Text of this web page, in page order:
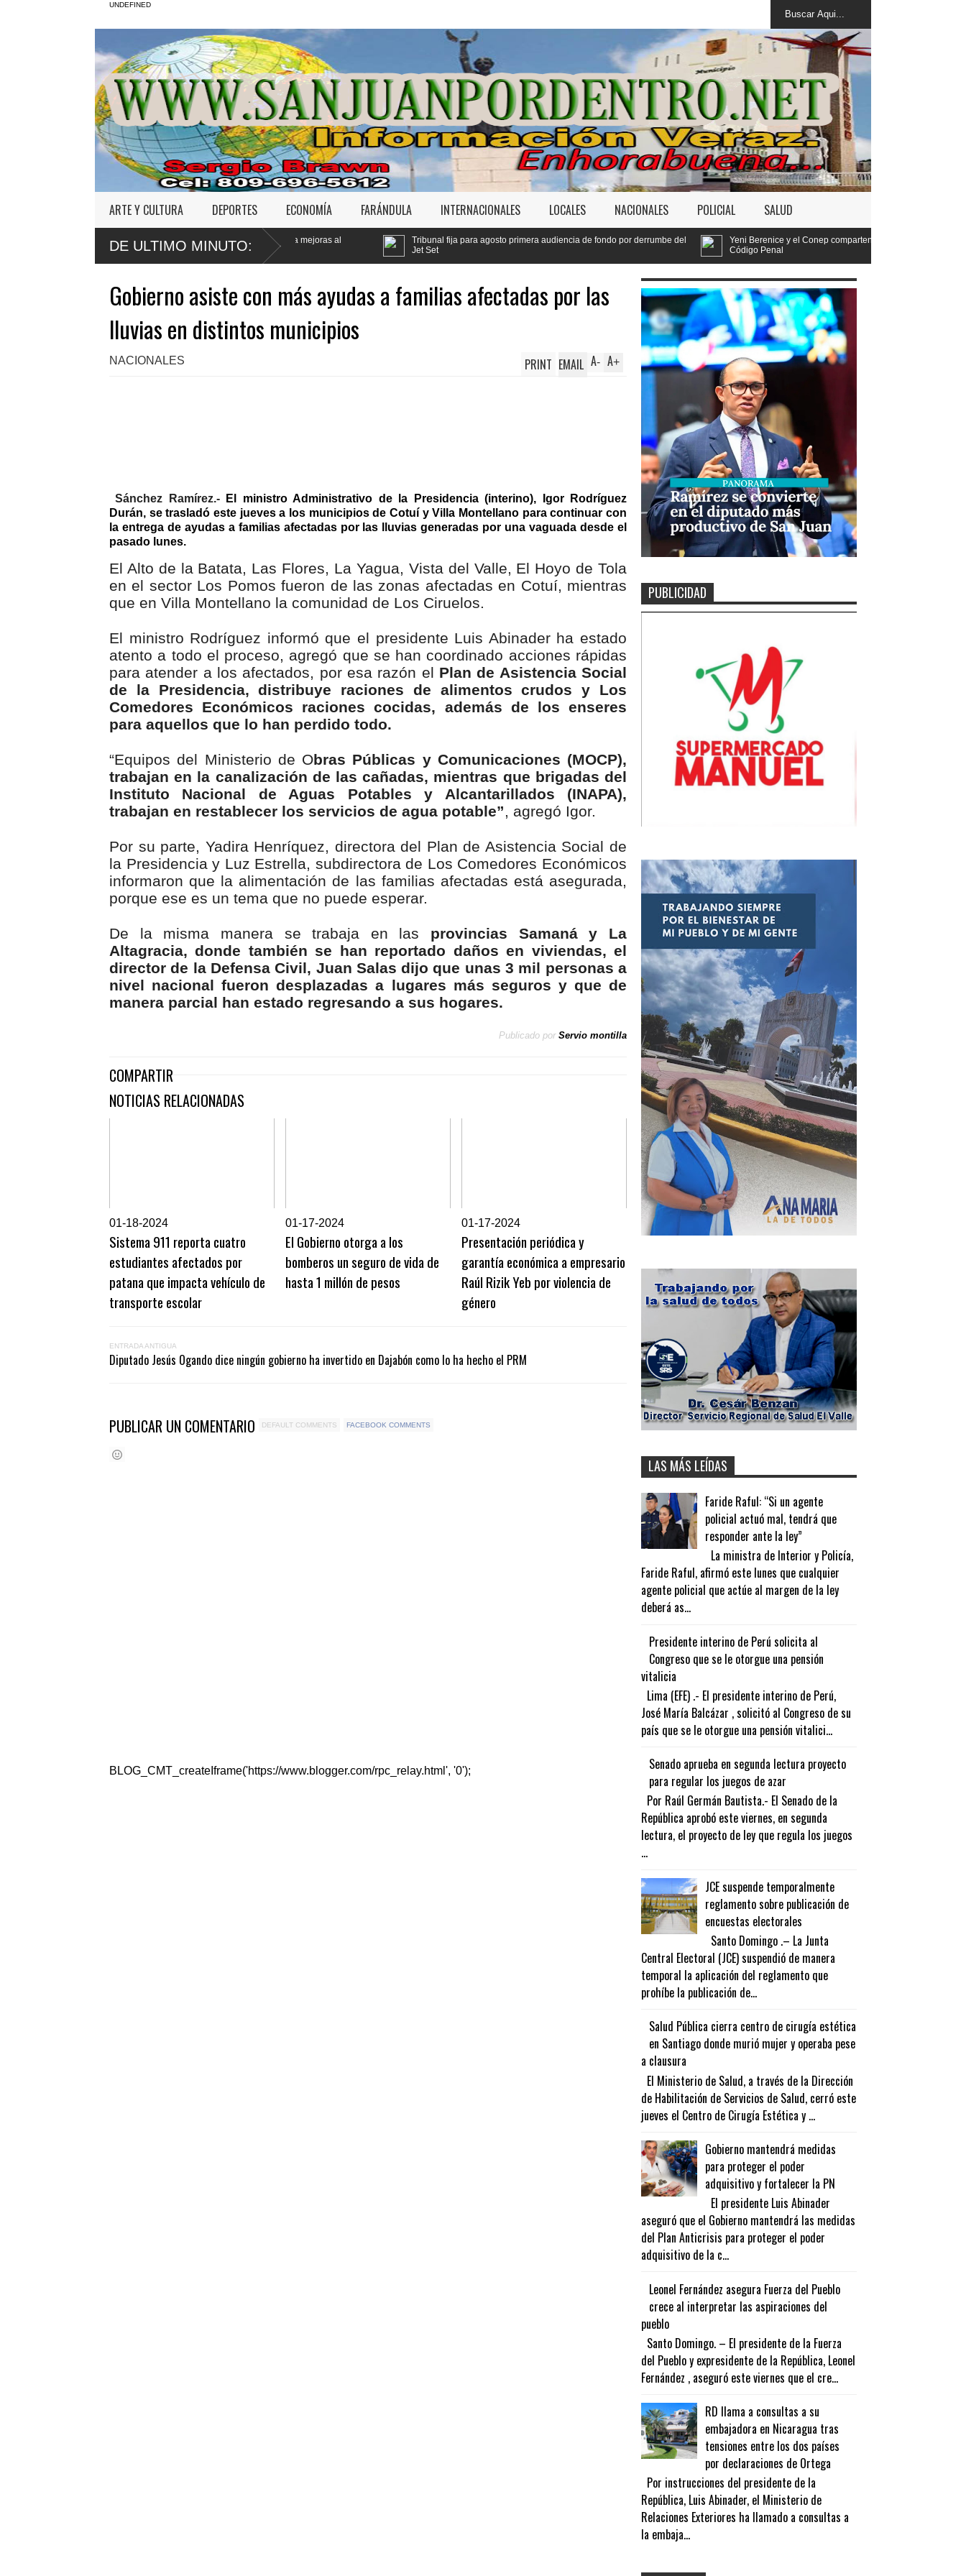
UNDEFINED
ARTE Y CULTURA DEPORTES ECONOMÍA FARÁNDULA INTERNACIONALES LOCALES NACIONALES POLICIAL SALUD
DE ULTIMO MINUTO:
Poder Ejecutivo promulga mejoras al
Código Penal
Tribunal fija para agosto primera audiencia de fondo por derrumbe del
Yeni Berenice y el Conep comparten ideas sobre los retos del nuevo
Gobierno asiste con más ayudas a familias afectadas por las
lluvias en distintos municipios
NACIONALES A+
A-
PRINT EMAIL
Sánchez Ramírez.-El ministro Administrativo de la Presidencia (interino), Igor Rodríguez
Durán, se trasladó este jueves a los municipios de Cotuí y Villa Montellano para continuar con
la entrega de ayudas a familias afectadas por las lluvias generadas por una vaguada desde el
pasado lunes.
El Alto de la Batata, Las Flores, La Yagua, Vista del Valle, El Hoyo de Tola
en el sector Los Pomos fueron de las zonas afectadas en Cotuí, mientras
que en Villa Montellano la comunidad de Los Ciruelos.
El ministro Rodríguez informó que el presidente Luis Abinader ha estado
atento a todo el proceso, agregó que se han coordinado acciones rápidas
para atender a los afectados, por esa razón el Plan de Asistencia Social
de la Presidencia, distribuye raciones de alimentos crudos y Los
Comedores Económicos raciones cocidas, además de los enseres
para aquellos que lo han perdido todo.
“Equipos del Ministerio de Obras Públicas y Comunicaciones (MOCP),
trabajan en la canalización de las cañadas, mientras que brigadas del
Instituto Nacional de Aguas Potables y Alcantarillados (INAPA),
trabajan en restablecer los servicios de agua potable”, agregó Igor.
Por su parte, Yadira Henríquez, directora del Plan de Asistencia Social de
la Presidencia y Luz Estrella, subdirectora de Los Comedores Económicos
informaron que la alimentación de las familias afectadas está asegurada,
porque ese es un tema que no puede esperar.
De la misma manera se trabaja en las provincias Samaná y La
Altagracia, donde también se han reportado daños en viviendas, el
director de la Defensa Civil, Juan Salas dijo que unas 3 mil personas a
nivel nacional fueron desplazadas a lugares más seguros y que de
manera parcial han estado regresando a sus hogares.
Publicado por Servio montilla
COMPARTIR
NOTICIAS RELACIONADAS
01-18-2024
Sistema 911 reporta cuatro
estudiantes afectados por
patana que impacta vehículo de
transporte escolar
01-17-2024
El Gobierno otorga a los
bomberos un seguro de vida de
hasta 1 millón de pesos
01-17-2024
Presentación periódica y
garantía económica a empresario
Raúl Rizik Yeb por violencia de
género
ENTRADA ANTIGUA
Diputado Jesús Ogando dice ningún gobierno ha invertido en Dajabón como lo ha hecho el PRM
PUBLICAR UN COMENTARIO DEFAULT COMMENTS FACEBOOK COMMENTS
BLOG_CMT_createIframe('https://www.blogger.com/rpc_relay.html', '0');
PUBLICIDAD
LAS MÁS LEÍDAS
Faride Raful: “Si un agente
policial actuó mal, tendrá que
responder ante la ley”
La ministra de Interior y Policía,
Faride Raful, afirmó este lunes que cualquier
agente policial que actúe al margen de la ley
deberá as...
Presidente interino de Perú solicita al
Congreso que se le otorgue una pensión
vitalicia
Lima (EFE) .- El presidente interino de Perú,
José María Balcázar , solicitó al Congreso de su
país que se le otorgue una pensión vitalici...
Senado aprueba en segunda lectura proyecto
para regular los juegos de azar
Por Raúl Germán Bautista.- El Senado de la
República aprobó este viernes, en segunda
lectura, el proyecto de ley que regula los juegos
...
JCE suspende temporalmente
reglamento sobre publicación de
encuestas electorales
Santo Domingo .– La Junta
Central Electoral (JCE) suspendió de manera
temporal la aplicación del reglamento que
prohíbe la publicación de...
Salud Pública cierra centro de cirugía estética
en Santiago donde murió mujer y operaba pese
a clausura
El Ministerio de Salud, a través de la Dirección
de Habilitación de Servicios de Salud, cerró este
jueves el Centro de Cirugía Estética y ...
Gobierno mantendrá medidas
para proteger el poder
adquisitivo y fortalecer la PN
El presidente Luis Abinader
aseguró que el Gobierno mantendrá las medidas
del Plan Anticrisis para proteger el poder
adquisitivo de la c...
Leonel Fernández asegura Fuerza del Pueblo
crece al interpretar las aspiraciones del
pueblo
Santo Domingo. – El presidente de la Fuerza
del Pueblo y expresidente de la República, Leonel
Fernández , aseguró este viernes que el cre...
RD llama a consultas a su
embajadora en Nicaragua tras
tensiones entre los dos países
por declaraciones de Ortega
Por instrucciones del presidente de la
República, Luis Abinader, el Ministerio de
Relaciones Exteriores ha llamado a consultas a
la embaja...